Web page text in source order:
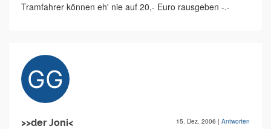
Tramfahrer können eh' nie auf 20,- Euro rausgeben -.-
>>der Joni< 15. Dez. 2006 | Antworten